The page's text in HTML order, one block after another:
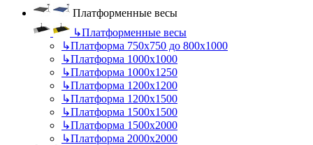
Платформенные весы
↳Платформенные весы
↳Платформа 750х750 до 800х1000
↳Платформа 1000х1000
↳Платформа 1000х1250
↳Платформа 1200х1200
↳Платформа 1200х1500
↳Платформа 1500х1500
↳Платформа 1500х2000
↳Платформа 2000х2000